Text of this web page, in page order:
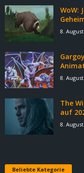
WoW:
8.
8.
The
auf
8.
Beliebte Kategorie